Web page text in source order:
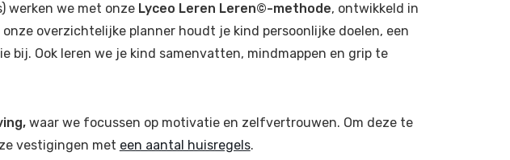
werken we met onze Lyceo Leren Leren©-methode, ontwikkeld in
overzichtelijke planner houdt je kind persoonlijke doelen, een
bij. Ook leren we je kind samenvatten, mindmappen en grip te
waar we focussen op motivatie en zelfvertrouwen. Om deze te
vestigingen met een aantal huisregels.